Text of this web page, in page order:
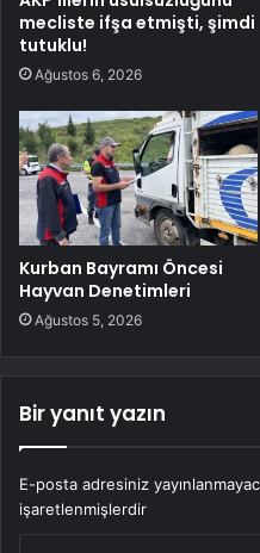
mecliste ifşa etmişti, şimdi
tutuklu!
Ağustos 6, 2026
Kurban Bayramı Öncesi
Hayvan Denetimleri
Ağustos 5, 2026
Bir yanıt yazın
E-posta adresiniz
işaretlenmişlerdir